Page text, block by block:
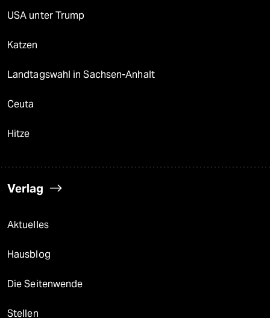
USA unter Trump
Katzen
Landtagswahl in Sachsen-Anhalt
Ceuta
Hitze
Verlag
Aktuelles
Hausblog
Die Seitenwende
Stellen